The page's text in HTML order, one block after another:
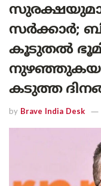
സർക്കാർ;
കൂടുതൽ
കടുത്ത
by Brave India Desk